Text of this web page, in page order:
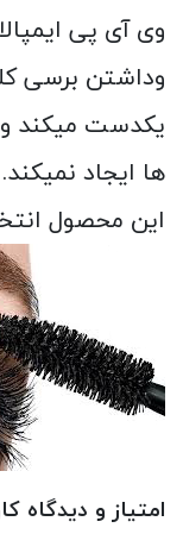
وی آی پی
وداشتن برسی
یکدست میکند
ها ایجاد
این محصول
امتیاز و دیدگاه